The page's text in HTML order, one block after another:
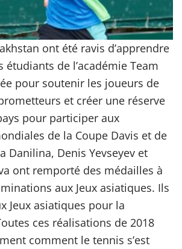
ont été ravis d’apprendre
étudiants de l’académie Team
pour soutenir les joueurs de
et créer une réserve
pour participer aux
de la Coupe Davis et de
Danilina, Denis Yevseyev et
ont remporté des médailles à
aux Jeux asiatiques. Ils
Jeux asiatiques pour la
ces réalisations de 2018
comment le tennis s’est